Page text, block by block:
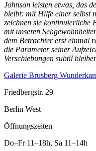
Johnson leisten etwas, das
bleibt: mit Hilfe einer selbst
zeichnen sie kontinuierliche
mit unseren
dem Betrachter erst einmal
die Parameter seiner
Verschiebungen subtil
Galerie Brusberg
Friedbergstr. 29
Berlin West
Öffnungszeiten
Do–Fr 11–18h, Sa 11–14h